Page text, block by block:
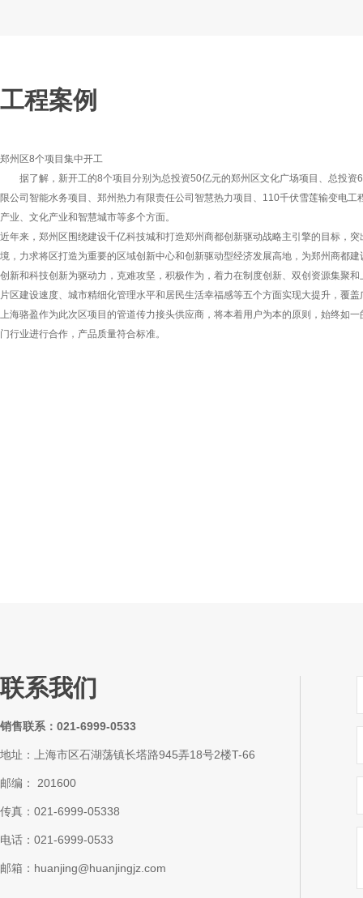
工程案例
郑州区8个项目集中开工
据了解，新开工的8个项目分别为总投资50亿元的郑州区文化广场项目、总投资
限公司智能水务项目、郑州热力有限责任公司智慧热力项目、110千伏雪莲输变电
产业、文化产业和智慧城市等多个方面。
近年来，郑州区围绕建设千亿科技城和打造郑州商都创新驱动战略主引擎的目标，
境，力求将区打造为重要的区域创新中心和创新驱动型经济发展高地，为郑州商都
创新和科技创新为驱动力，克难攻坚，积极作为，着力在制度创新、双创资源集聚
片区建设速度、城市精细化管理水平和居民生活幸福感等五个方面实现大提升，覆
上海骆盈作为此次区项目的管道传力接头供应商，将本着用户为本的原则，始终如
门行业进行合作，产品质量符合标准。
联系我们
销售联系：021-6999-0533
地址：上海市区石湖荡镇长塔路945弄18号2楼T-66
邮编： 201600
传真：021-6999-05338
电话：021-6999-0533
邮箱：huanjing@huanjingjz.com